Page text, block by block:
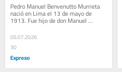
Pedro Manuel Benvenutto Murrieta
nació en Lima el 13 de mayo de
1913. Fue hijo de don Manuel
Benvenutto Cavani, (1874-1943) y
doña Ercilia Murrieta...
05.07.2026
30
Expreso